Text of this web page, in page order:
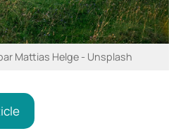
Mattias Helge - Unsplash